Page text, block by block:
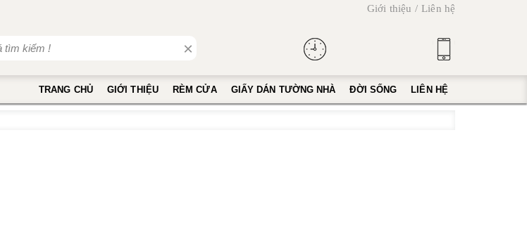
Giới thiệu Liên hệ
×
TRANG CHỦ GIỚI THIỆU RÈM CỬA GIẤY DÁN TƯỜNG NHÀ ĐỜI SỐNG LIÊN HỆ